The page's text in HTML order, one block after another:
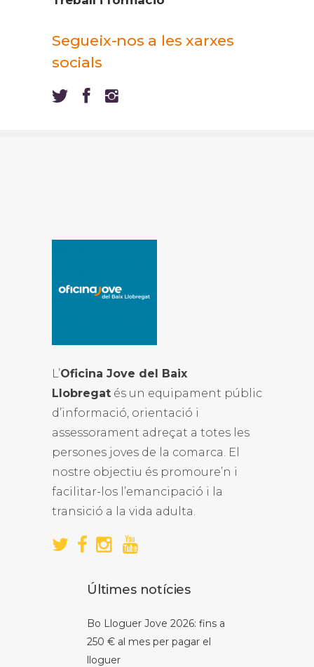
Segueix-nos a les xarxes
socials
L’Oficina Jove del Baix
Llobregat és un equipament públic
d’informació, orientació i
assessorament adreçat a totes les
persones joves de la comarca. El
nostre objectiu és promoure’n i
facilitar-los l’emancipació i la
transició a la vida adulta.
Últimes notícies
Bo Lloguer Jove 2026: fins a
250 € al mes per pagar el
lloguer